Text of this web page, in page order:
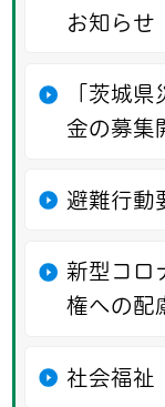
お知らせ
「茨城
金の募集
避難行動
新型コロ
権への配
社会福祉